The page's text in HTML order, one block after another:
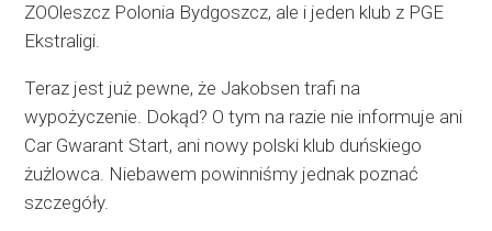
ZOOleszcz Polonia Bydgoszcz, ale i jeden klub z PGE
Ekstraligi.
Teraz jest już pewne, że Jakobsen trafi na
wypożyczenie. Dokąd? O tym na razie nie informuje ani
Car Gwarant Start, ani nowy polski klub duńskiego
żużlowca. Niebawem powinniśmy jednak poznać
szczegóły.